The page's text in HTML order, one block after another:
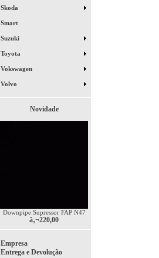
Skoda
Smart
Suzuki
Toyota
Vokswagen
Volvo
Novidade
Downpipe Supressor FAP N47
â‚¬220,00
Empresa
Entrega e Devolução